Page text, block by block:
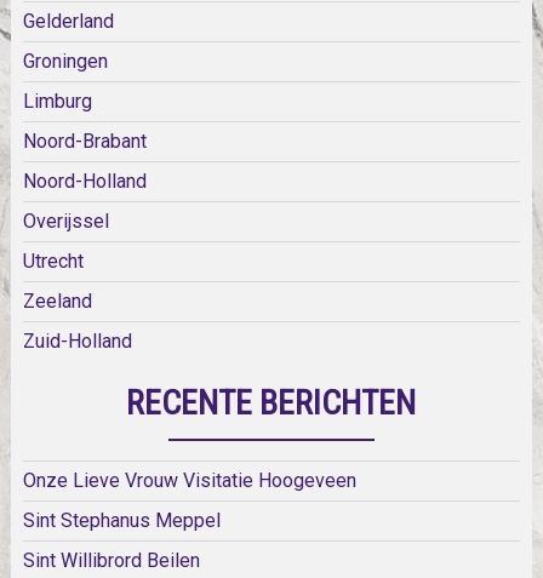
Gelderland
Groningen
Limburg
Noord-Brabant
Noord-Holland
Overijssel
Utrecht
Zeeland
Zuid-Holland
RECENTE BERICHTEN
Onze Lieve Vrouw Visitatie Hoogeveen
Sint Stephanus Meppel
Sint Willibrord Beilen